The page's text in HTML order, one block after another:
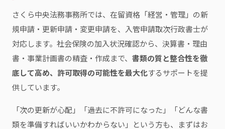
さくら中央法務事務所では、在留資格「経営・管理」の新
規申請・更新申請・変更申請を、入管申請取次行政書士が
対応します。社会保険の加入状況確認から、決算書・理由
書・事業計画書の精査・作成まで、 書類の質と整合性を徹
底して高め、許可取得の可能性を最大化するサポートを提
供しています。
「次の更新が心配」「過去に不許可になった」「どんな書
類を準備すればいいかわからない」という方も、まずはお